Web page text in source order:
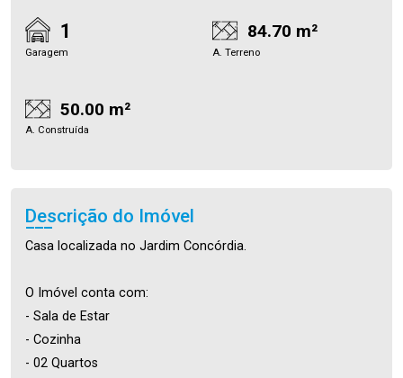
1
Garagem
84.70 m²
A. Terreno
50.00 m²
A. Construída
Descrição do Imóvel
Casa localizada no Jardim Concórdia.
O Imóvel conta com:
- Sala de Estar
- Cozinha
- 02 Quartos